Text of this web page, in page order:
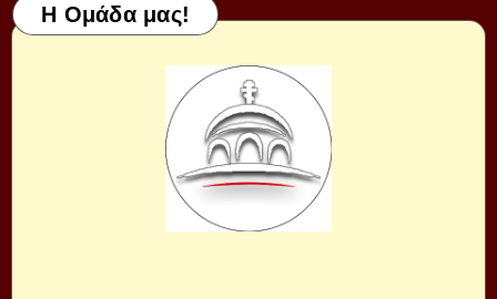
Η Ομάδα μας!